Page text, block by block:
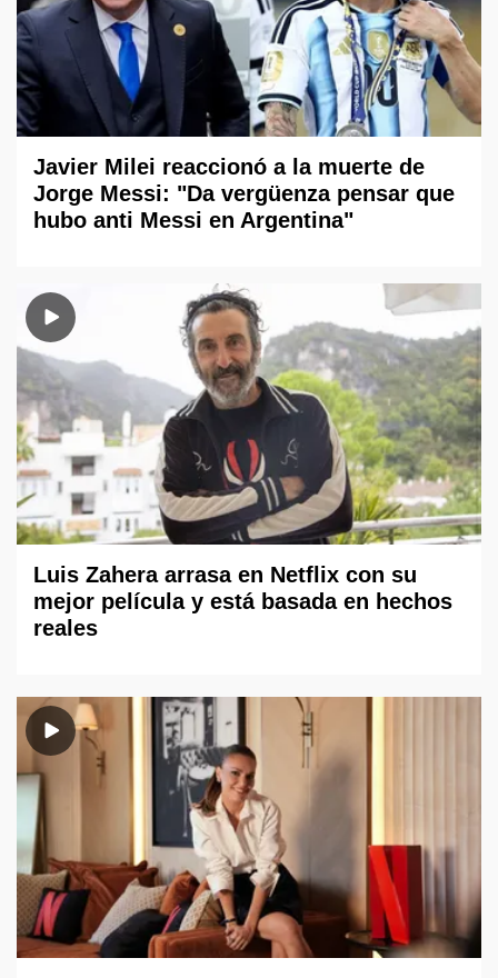
Javier Milei reaccionó a la muerte de
Jorge Messi: "Da vergüenza pensar que
hubo anti Messi en Argentina"
Luis Zahera arrasa en Netflix con su
mejor película y está basada en hechos
reales